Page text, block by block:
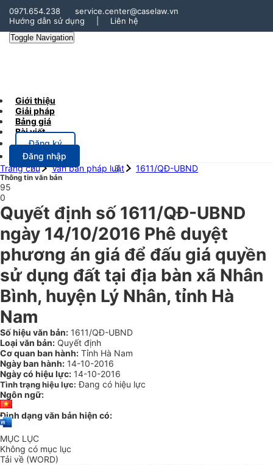
0971.654.238
service.center@caselaw.vn
Hướng dẫn sử dụng
Liên hệ
Toggle Navigation
Giới thiệu
Giải pháp
Bảng giá
Bài viết
Đăng ký
Đăng nhập
Trang chủ
Văn bản pháp luật 1611/QĐ-UBND
Thông tin văn bản
95
0
Quyết định số 1611/QĐ-UBND
ngày 14/10/2016 Phê duyệt
phương án giá để đấu giá quyền
sử dụng đất tại địa bàn xã Nhân
Bình, huyện Lý Nhân, tỉnh Hà
Nam
Số hiệu văn bản: 1611/QĐ-UBND
Loại văn bản: Quyết định
Cơ quan ban hành: Tỉnh Hà Nam
Ngày ban hành: 14-10-2016
Ngày có hiệu lực: 14-10-2016
Tình trạng hiệu lực: Đang có hiệu lực
Ngôn ngữ:
Định dạng văn bản hiện có:
MỤC LỤC
Không có mục lục
Tải về (WORD)